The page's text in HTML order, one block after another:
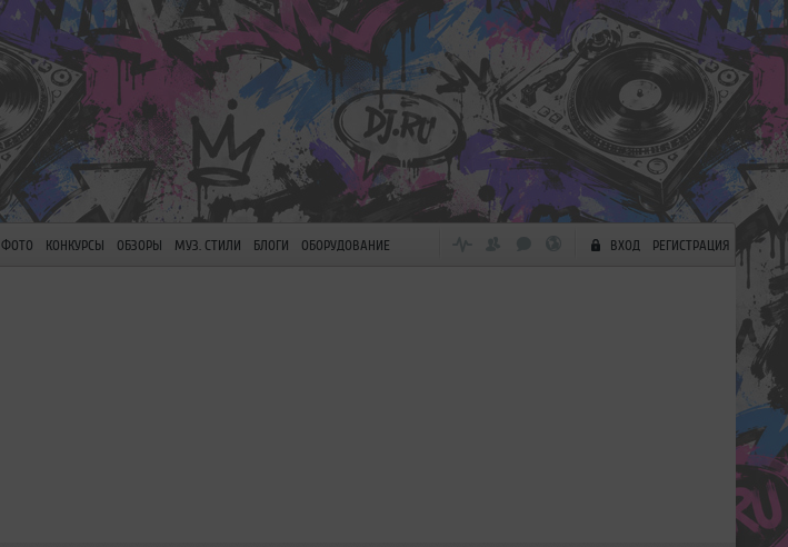
ФОТО КОНКУРСЫ ОБЗОРЫ МУЗ. СТИЛИ БЛОГИ ОБОРУДОВАНИЕ ВХОД РЕГИСТРАЦИЯ